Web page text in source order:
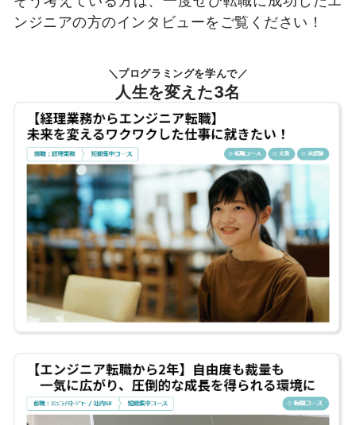
ンジニアの方のインタビューをご覧ください！
＼プログラミングを学んで／
人生を変えた3名